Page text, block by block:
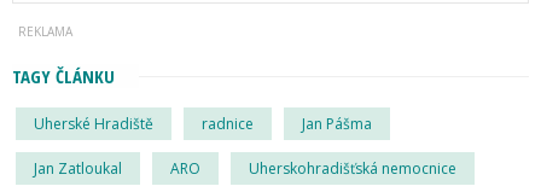
TAGY ČLÁNKU
Uherské Hradiště radnice Jan Pášma
Jan Zatloukal ARO Uherskohradišťská nemocnice